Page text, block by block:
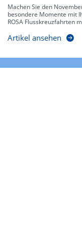
Machen Sie den
besondere Momente mit
ROSA Flusskreuzfahrten
Artikel ansehen